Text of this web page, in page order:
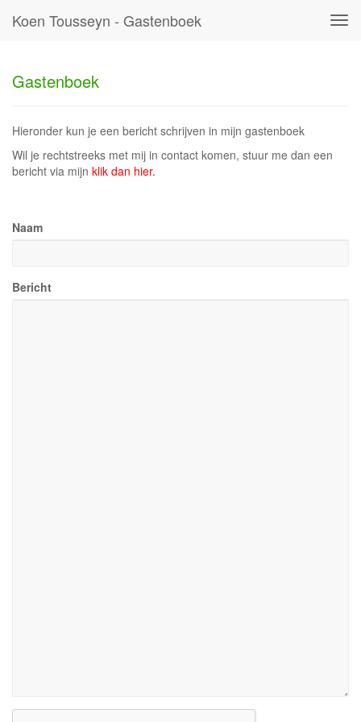
Koen Tousseyn - Gastenboek
Gastenboek
Hieronder kun je een bericht schrijven in mijn gastenboek
Wil je rechtstreeks met mij in contact komen, stuur me dan een
bericht via mijn klik dan hier.
Naam
Bericht